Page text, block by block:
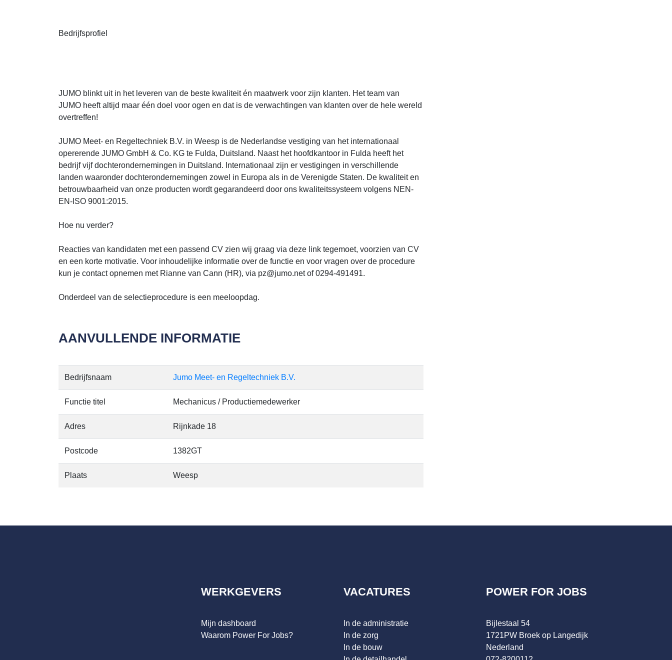
Bedrijfsprofiel
JUMO blinkt uit in het leveren van de beste kwaliteit én maatwerk voor zijn klanten. Het team van
JUMO heeft altijd maar één doel voor ogen en dat is de verwachtingen van klanten over de hele wereld
overtreffen!
JUMO Meet- en Regeltechniek B.V. in Weesp is de Nederlandse vestiging van het internationaal
opererende JUMO GmbH & Co. KG te Fulda, Duitsland. Naast het hoofdkantoor in Fulda heeft het
bedrijf vijf dochterondernemingen in Duitsland. Internationaal zijn er vestigingen in verschillende
landen waaronder dochterondernemingen zowel in Europa als in de Verenigde Staten. De kwaliteit en
betrouwbaarheid van onze producten wordt gegarandeerd door ons kwaliteitssysteem volgens NEN-
EN-ISO 9001:2015.
Hoe nu verder?
Reacties van kandidaten met een passend CV zien wij graag via deze link tegemoet, voorzien van CV
en een korte motivatie. Voor inhoudelijke informatie over de functie en voor vragen over de procedure
kun je contact opnemen met Rianne van Cann (HR), via pz@jumo.net of 0294-491491.
Onderdeel van de selectieprocedure is een meeloopdag.
AANVULLENDE INFORMATIE
Bedrijfsnaam Jumo Meet- en Regeltechniek B.V.
Functie titel Mechanicus / Productiemedewerker
Adres Rijnkade 18
Postcode 1382GT
Plaats Weesp
WERKGEVERS
Mijn dashboard
Waarom Power For Jobs?
VACATURES
In de administratie
In de zorg
In de bouw
POWER FOR JOBS
Bijlestaal 54
1721PW Broek op Langedijk
Nederland